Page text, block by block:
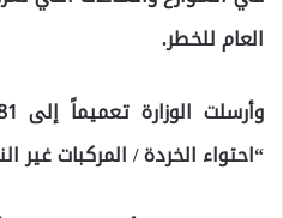
العام للخطر.
“احتواء الخردة / المركبات غير